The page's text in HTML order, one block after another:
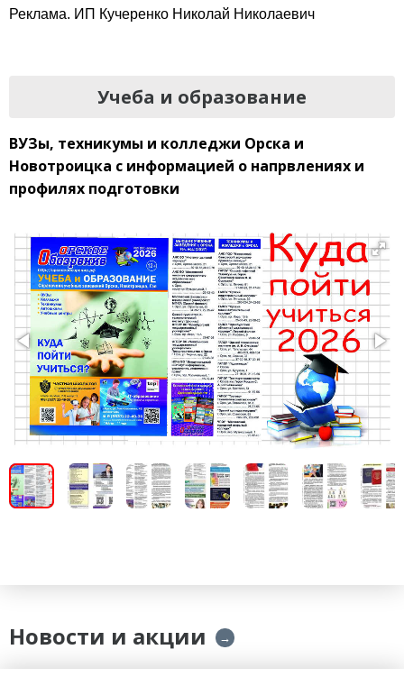
Реклама. ИП Кучеренко Николай Николаевич
Учеба и образование
ВУЗы, техникумы и колледжи Орска и
Новотроицка с информацией о напрвлениях и
профилях подготовки
Новости и акции →